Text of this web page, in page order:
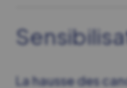
La hausse des